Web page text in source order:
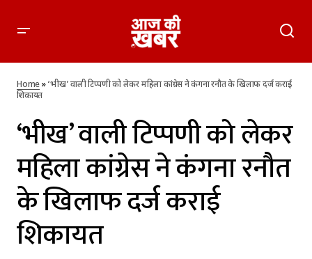
दर्ज कराई शिकायत
Home»‘भीख’ वाली टिप्पणी को लेकर महिला कांग्रेस ने कंगना रनौत के खिलाफ दर्ज कराई
शिकायत
‘भीख’ वाली टिप्पणी को लेकर
महिला कांग्रेस ने कंगना रनौत
के खिलाफ दर्ज कराई
शिकायत